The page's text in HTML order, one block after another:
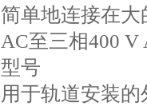
简单地连接在
AC至三相400
型号
用于轨道安装的